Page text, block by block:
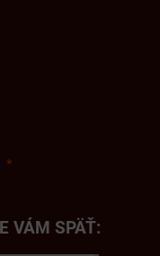
*
VÁM SPÄŤ: